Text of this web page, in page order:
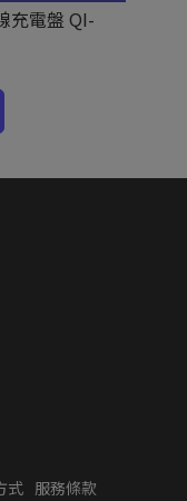
充電盤 QI-
式 服務條款